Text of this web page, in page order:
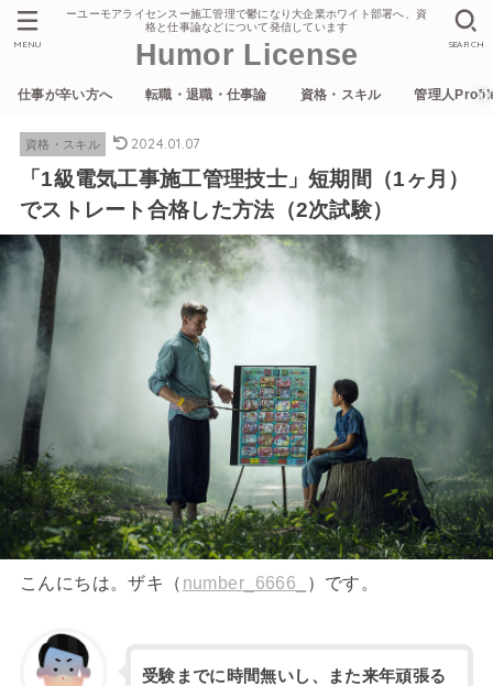
ーユーモアライセンスー施工管理で鬱になり大企業ホワイト部署へ、資
格と仕事論などについて発信しています
Humor License
仕事が辛い方へ 転職・退職・仕事論 資格・スキル 管理人
SEARCH
MENU
資格・スキル 2024.01.07
「1級電気工事施工管理技士」短期間（1ヶ月）
でストレート合格した方法（2次試験）
こんにちは。ザキ（ number_6666_ ）です。
受験までに時間無いし、また来年頑張る